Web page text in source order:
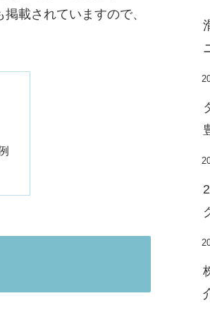
載されていますので、